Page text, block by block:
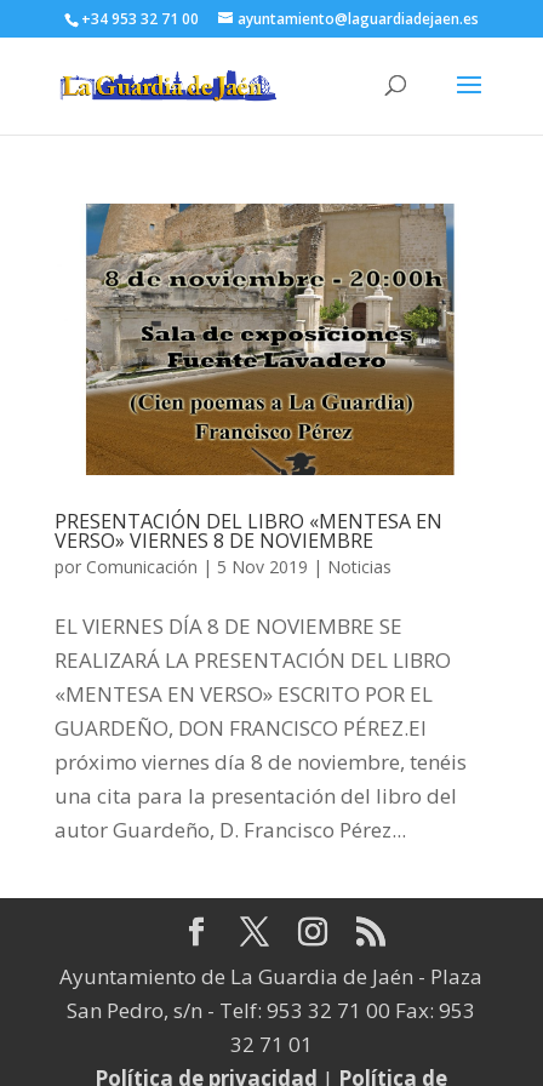
+34 953 32 71 00 ayuntamiento@laguardiadejaen.es
PRESENTACIÓN DEL LIBRO «MENTESA EN
VERSO» VIERNES 8 DE NOVIEMBRE
por Comunicación | 5 Nov 2019 | Noticias
EL VIERNES DÍA 8 DE NOVIEMBRE SE
REALIZARÁ LA PRESENTACIÓN DEL LIBRO
«MENTESA EN VERSO» ESCRITO POR EL
GUARDEÑO, DON FRANCISCO PÉREZ.El
próximo viernes día 8 de noviembre, tenéis
una cita para la presentación del libro del
autor Guardeño, D. Francisco Pérez...
Ayuntamiento de La Guardia de Jaén - Plaza
San Pedro, s/n - Telf: 953 32 71 00 Fax: 953
32 71 01
Política de privacidad | Política de